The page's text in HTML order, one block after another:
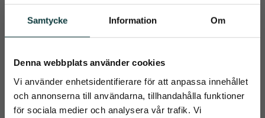
Samtycke Information Om
Denna webbplats använder cookies
Vi använder enhetsidentifierare för att anpassa innehållet
och annonserna till användarna, tillhandahålla funktioner
för sociala medier och analysera vår trafik. Vi